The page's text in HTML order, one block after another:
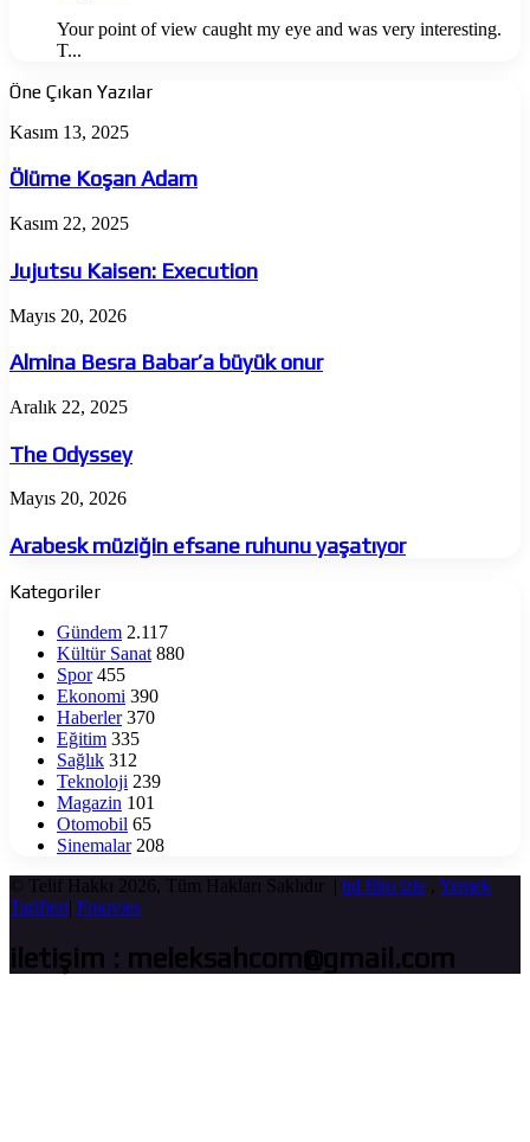
Your point of view caught my eye and was very interesting.
T...
Öne Çıkan Yazılar
Ölüme
Adam
Kasım 13, 2025
Ölüme Koşan Adam
Jujutsu
Execution
Kasım 22, 2025
Jujutsu Kaisen: Execution
Almina
Babar’a
büyük
onur
Mayıs 20, 2026
Almina Besra Babar’a büyük onur
The
Aralık 22, 2025
The Odyssey
Arabesk
efsane
ruhunu
yaşatıyor
Mayıs 20, 2026
Arabesk müziğin efsane ruhunu yaşatıyor
Kategoriler
Gündem 2.117
Kültür Sanat 880
Spor 455
Ekonomi 390
Haberler 370
Eğitim 335
Sağlık 312
Teknoloji 239
Magazin 101
Otomobil 65
Sinemalar 208
© Telif Hakkı 2026, Tüm Hakları Saklıdır | hd film izle , Yemek
Tarifleri| Fmovies
iletişim : meleksahcom@gmail.com